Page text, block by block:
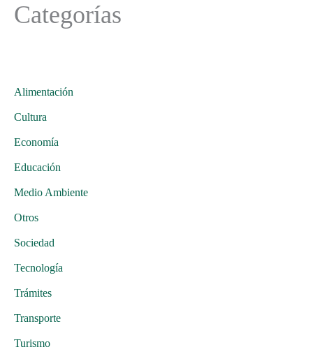
Categorías
Alimentación
Cultura
Economía
Educación
Medio Ambiente
Otros
Sociedad
Tecnología
Trámites
Transporte
Turismo